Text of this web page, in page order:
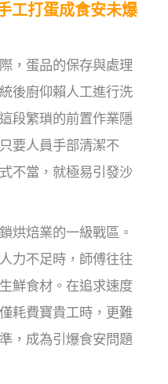
工打蛋成食安未爆
，蛋品的保存與處理
後廚仰賴人工進行洗
段繁瑣的前置作業隱
要人員手部清潔不
不當，就極易引發沙
烘焙業的一級戰區。
力不足時，師傅往往
鮮食材。在追求速度
耗費寶貴工時，更難
，成為引爆食安問題